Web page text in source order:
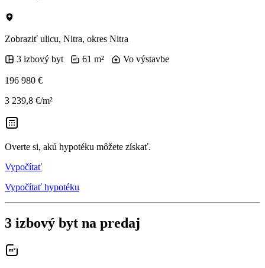
Zobraziť ulicu, Nitra, okres Nitra
3 izbový byt
61 m² Vo výstavbe
196 980 €
3 239,8 €/m²
Overte si, akú hypotéku môžete získať.
Vypočítať
Vypočítať hypotéku
3 izbový byt na predaj